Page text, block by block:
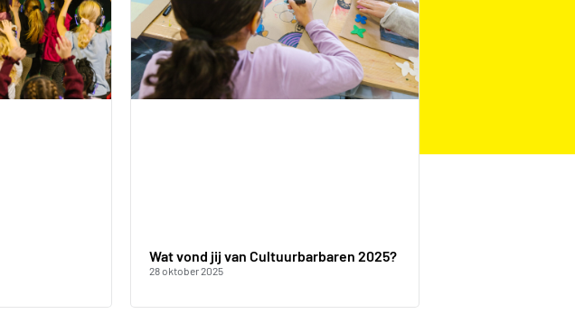
Wat vond jij van Cultuurbarbaren 2025?
28 oktober 2025